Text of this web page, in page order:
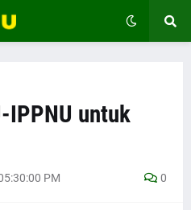
IPPNU untuk
PM 0